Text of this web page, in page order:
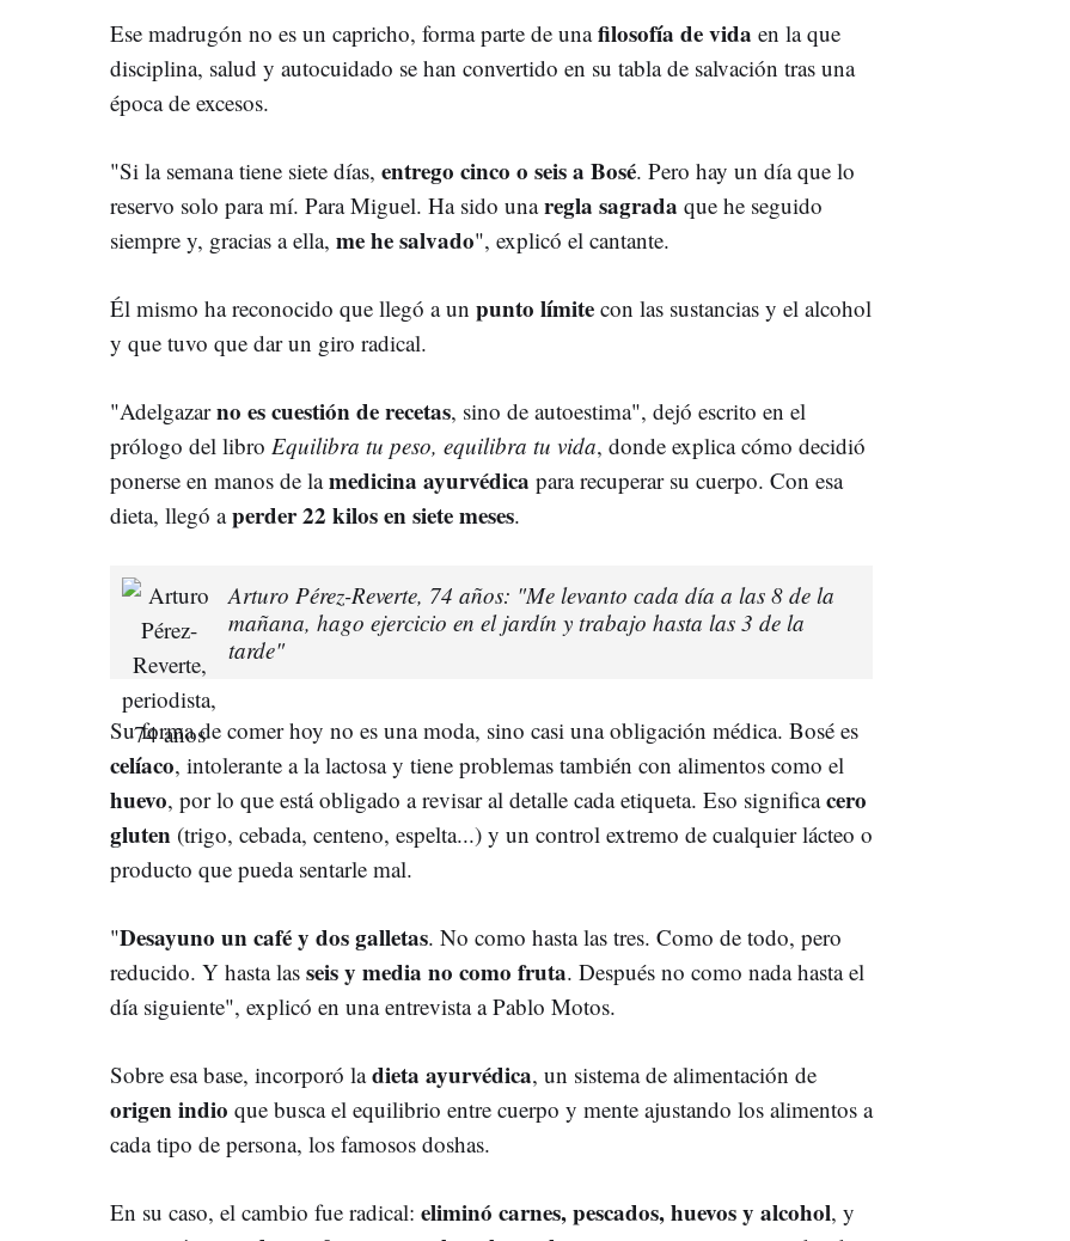
Ese madrugón no es un capricho, forma parte de unafilosofía de vida en la que
disciplina, salud y autocuidado se han convertido en su tabla de salvación tras una
época de excesos.
"Si la semana tiene siete días, entrego cinco o seis a Bosé. Pero hay un día que lo
reservo solo para mí. Para Miguel. Ha sido unaregla sagrada que he seguido
siempre y, gracias a ella, me he salvado", explicó el cantante.
Él mismo ha reconocido que llegó a un punto límite con las sustancias y el alcohol
y que tuvo que dar un giro radical.
"Adelgazarno es cuestión de recetas, sino de autoestima", dejó escrito en el
prólogo del libro Equilibra tu peso, equilibra tu vida, donde explica cómo decidió
ponerse en manos de lamedicina ayurvédica para recuperar su cuerpo. Con esa
dieta, llegó aperder 22 kilos en siete meses.
Arturo Pérez-Reverte, 74 años: "Me levanto cada día a las 8 de la
mañana, hago ejercicio en el jardín y trabajo hasta las 3 de la
tarde"
Su forma de comer hoy no es una moda, sino casi una obligación médica. Bosé es
celíaco, intolerante a la lactosa y tiene problemas también con alimentos como el
huevo, por lo que está obligado a revisar al detalle cada etiqueta. Eso significacero
gluten (trigo, cebada, centeno, espelta...) y un control extremo de cualquier lácteo o
producto que pueda sentarle mal.
"Desayuno un café y dos galletas. No como hasta las tres. Como de todo, pero
reducido. Y hasta las seis y media no como fruta. Después no como nada hasta el
día siguiente", explicó en una entrevista a Pablo Motos.
Sobre esa base, incorporó ladieta ayurvédica, un sistema de alimentación de
origen indio que busca el equilibrio entre cuerpo y mente ajustando los alimentos a
cada tipo de persona, los famosos doshas.
En su caso, el cambio fue radical: eliminó carnes, pescados, huevos y alcohol, y